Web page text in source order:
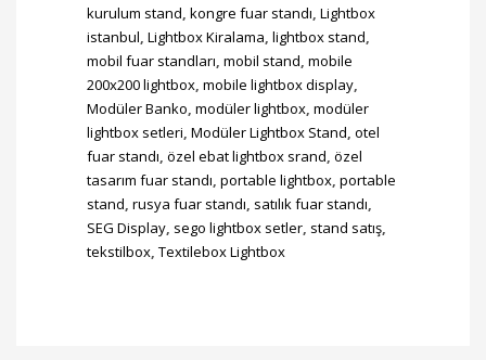
kurulum stand kongre fuar standı Lightbox
istanbul Lightbox Kiralama lightbox stand
mobil fuar standları mobil stand mobile
200x200 lightbox mobile lightbox display
Modüler Banko modüler lightbox modüler
lightbox setleri Modüler Lightbox Stand otel
fuar standı özel ebat lightbox srand özel
tasarım fuar standı portable lightbox portable
stand rusya fuar standı satılık fuar standı
SEG Display sego lightbox setler stand satış
tekstilbox Textilebox Lightbox